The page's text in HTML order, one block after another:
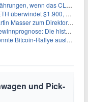
Gesetz diese Woche scheitert? Hougan erklärt
größere Herausforderungen stehen bevor
für strategische Partnerschaften
Rinderkrise will einfach nicht enden
Bitcoin-Rallye auslösen
und Pick-